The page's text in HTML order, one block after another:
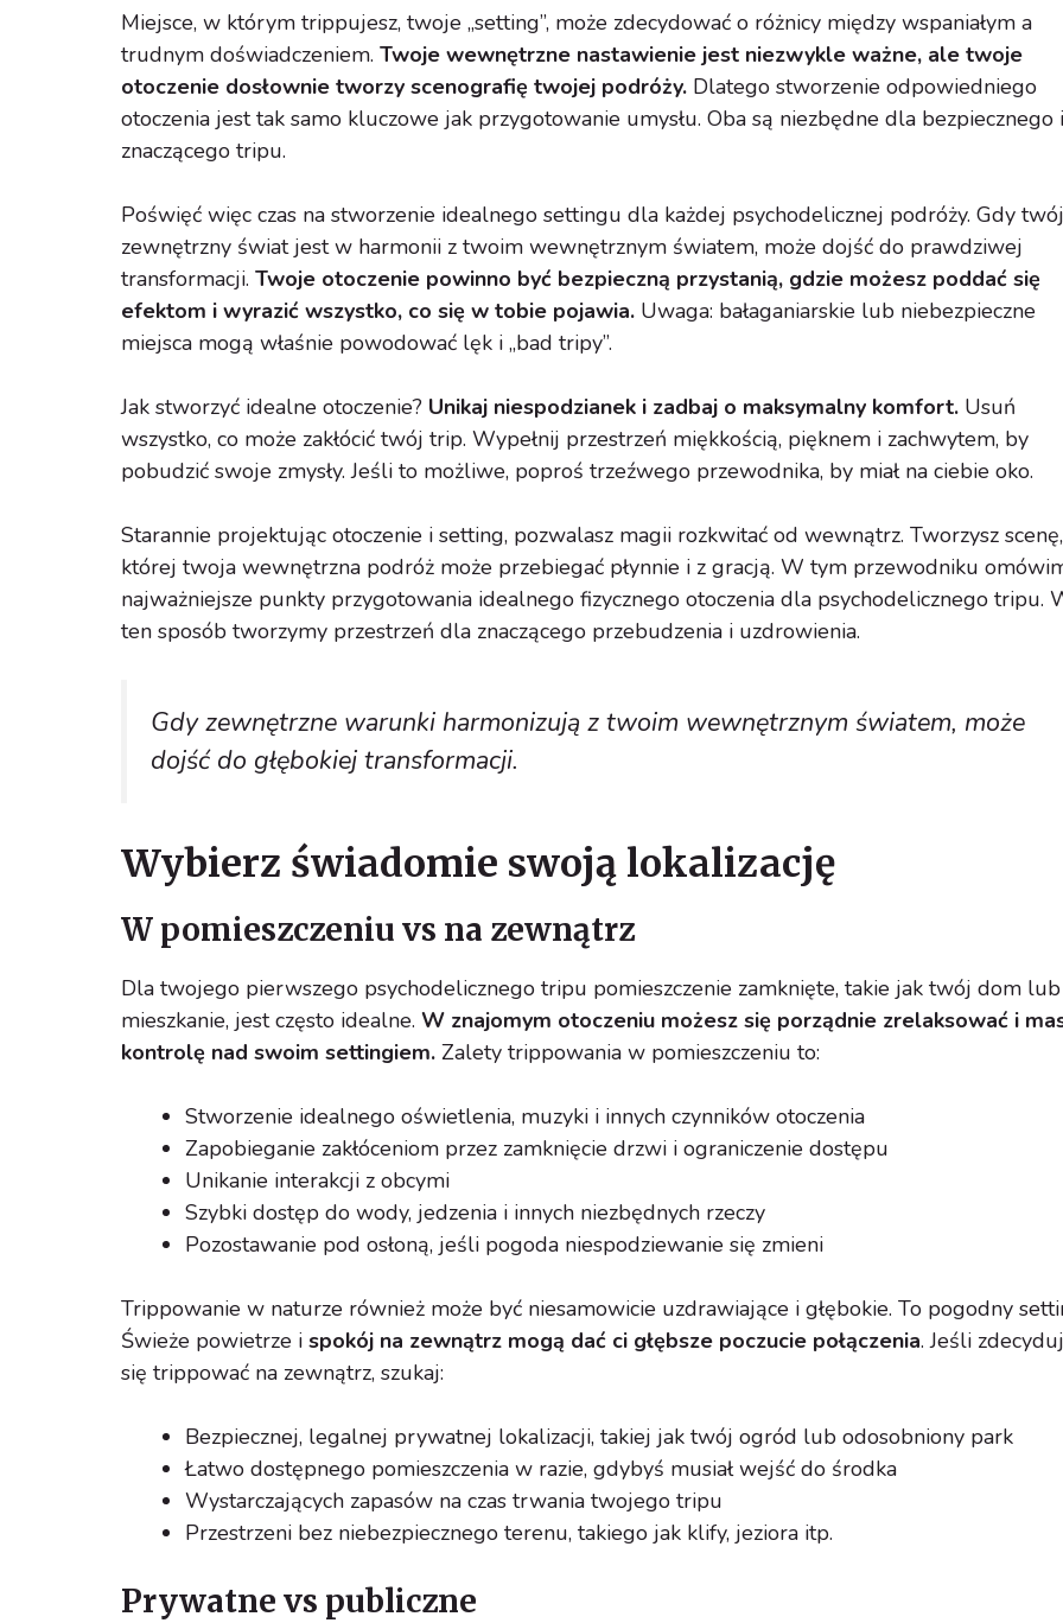
Miejsce, w którym trippujesz, twoje „setting”, może zdecydować o różnicy między wspaniałym a
trudnym doświadczeniem. Twoje wewnętrzne nastawienie jest niezwykle ważne, ale twoje
otoczenie dosłownie tworzy scenografię twojej podróży. Dlatego stworzenie odpowiedniego
otoczenia jest tak samo kluczowe jak przygotowanie umysłu. Oba są niezbędne dla bezpiecznego i
znaczącego tripu.
Poświęć więc czas na stworzenie idealnego settingu dla każdej psychodelicznej podróży. Gdy twój
zewnętrzny świat jest w harmonii z twoim wewnętrznym światem, może dojść do prawdziwej
transformacji. Twoje otoczenie powinno być bezpieczną przystanią, gdzie możesz poddać się
efektom i wyrazić wszystko, co się w tobie pojawia. Uwaga: bałaganiarskie lub niebezpieczne
miejsca mogą właśnie powodować lęk i „bad tripy”.
Jak stworzyć idealne otoczenie? Unikaj niespodzianek i zadbaj o maksymalny komfort. Usuń
wszystko, co może zakłócić twój trip. Wypełnij przestrzeń miękkością, pięknem i zachwytem, by
pobudzić swoje zmysły. Jeśli to możliwe, poproś trzeźwego przewodnika, by miał na ciebie oko.
Starannie projektując otoczenie i setting, pozwalasz magii rozkwitać od wewnątrz. Tworzysz
której twoja wewnętrzna podróż może przebiegać płynnie i z gracją. W tym przewodniku
najważniejsze punkty przygotowania idealnego fizycznego otoczenia dla psychodelicznego tripu.
ten sposób tworzymy przestrzeń dla znaczącego przebudzenia i uzdrowienia.
Gdy zewnętrzne warunki harmonizują z twoim wewnętrznym światem, może
dojść do głębokiej transformacji.
Wybierz świadomie swoją lokalizację
W pomieszczeniu vs na zewnątrz
Dla twojego pierwszego psychodelicznego tripu pomieszczenie zamknięte, takie jak twój dom lub
mieszkanie, jest często idealne. W znajomym otoczeniu możesz się porządnie zrelaksować i
kontrolę nad swoim settingiem. Zalety trippowania w pomieszczeniu to:
Stworzenie idealnego oświetlenia, muzyki i innych czynników otoczenia
Zapobieganie zakłóceniom przez zamknięcie drzwi i ograniczenie dostępu
Unikanie interakcji z obcymi
Szybki dostęp do wody, jedzenia i innych niezbędnych rzeczy
Pozostawanie pod osłoną, jeśli pogoda niespodziewanie się zmieni
Trippowanie w naturze również może być niesamowicie uzdrawiające i głębokie. To pogodny
Świeże powietrze i spokój na zewnątrz mogą dać ci głębsze poczucie połączenia. Jeśli
się trippować na zewnątrz, szukaj:
Bezpiecznej, legalnej prywatnej lokalizacji, takiej jak twój ogród lub odosobniony park
Łatwo dostępnego pomieszczenia w razie, gdybyś musiał wejść do środka
Wystarczających zapasów na czas trwania twojego tripu
Przestrzeni bez niebezpiecznego terenu, takiego jak klify, jeziora itp.
Prywatne vs publiczne